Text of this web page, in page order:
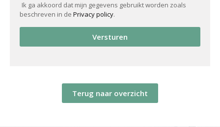
Ik ga akkoord dat mijn gegevens gebruikt worden zoals
beschreven in de Privacy policy.
Versturen
Terug naar overzicht